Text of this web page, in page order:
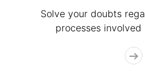
Solve your doubts
processes